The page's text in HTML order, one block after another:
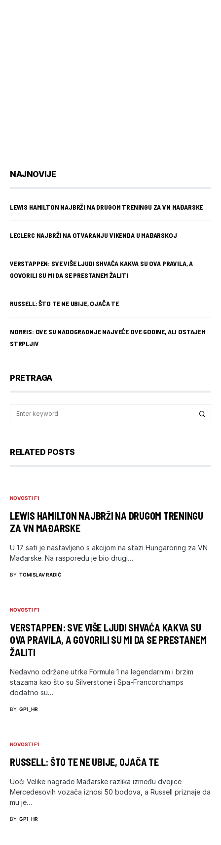
NAJNOVIJE
LEWIS HAMILTON NAJBRŽI NA DRUGOM TRENINGU ZA VN MAĐARSKE
LECLERC NAJBRŽI NA OTVARANJU VIKENDA U MAĐARSKOJ
VERSTAPPEN: SVE VIŠE LJUDI SHVAĆA KAKVA SU OVA PRAVILA, A
GOVORILI SU MI DA SE PRESTANEM ŽALITI
RUSSELL: ŠTO TE NE UBIJE, OJAČA TE
NORRIS: OVE SU NADOGRADNJE NAJVEĆE OVE GODINE, ALI OSTAJEM
STRPLJIV
PRETRAGA
RELATED POSTS
NOVOSTI F1
LEWIS HAMILTON NAJBRŽI NA DRUGOM TRENINGU
ZA VN MAĐARSKE
U 17 sati je nastavljeno s akcijom na stazi Hungaroring za VN
Mađarske. Na rasporedu je bio drugi…
BY TOMISLAV RADIĆ
NOVOSTI F1
VERSTAPPEN: SVE VIŠE LJUDI SHVAĆA KAKVA SU
OVA PRAVILA, A GOVORILI SU MI DA SE PRESTANEM
ŽALITI
Nedavno održane utrke Formule 1 na legendarnim i brzim
stazama kao što su Silverstone i Spa-Francorchamps
dodatno su…
BY GP1_HR
NOVOSTI F1
RUSSELL: ŠTO TE NE UBIJE, OJAČA TE
Uoči Velike nagrade Mađarske razlika između dvojice
Mercedesovih vozača iznosi 50 bodova, a Russell priznaje da
mu je…
BY GP1_HR